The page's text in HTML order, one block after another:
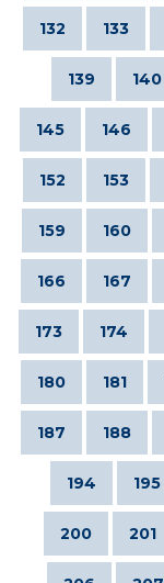
132 133
139 140
145 146
152 153
159 160
166 167
173 174
180 181
187 188
194 195
200 201